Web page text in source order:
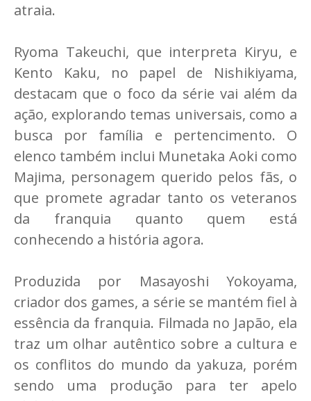
atraia.
Ryoma Takeuchi, que interpreta Kiryu, e
Kento Kaku, no papel de Nishikiyama,
destacam que o foco da série vai além da
ação, explorando temas universais, como a
busca por família e pertencimento. O
elenco também inclui Munetaka Aoki como
Majima, personagem querido pelos fãs, o
que promete agradar tanto os veteranos
da franquia quanto quem está
conhecendo a história agora.
Produzida por Masayoshi Yokoyama,
criador dos games, a série se mantém fiel à
essência da franquia. Filmada no Japão, ela
traz um olhar autêntico sobre a cultura e
os conflitos do mundo da yakuza, porém
sendo uma produção para ter apelo